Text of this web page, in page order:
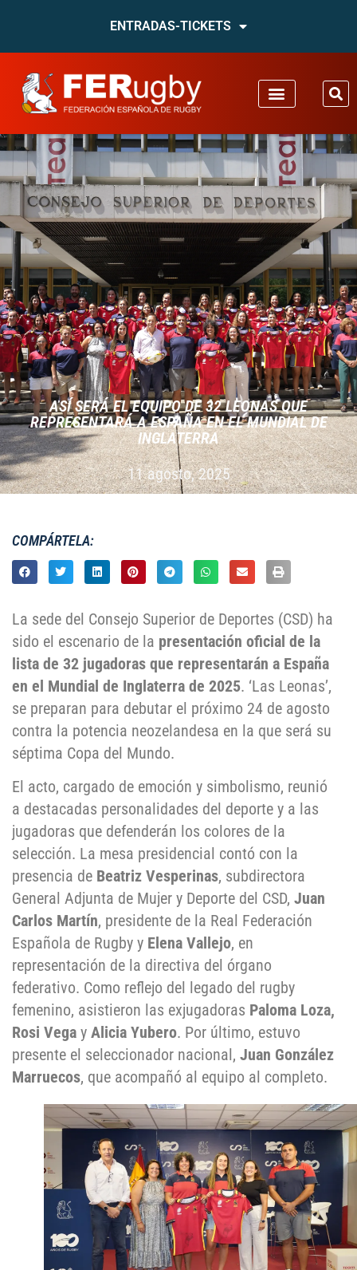
ENTRADAS-TICKETS
ASÍ SERÁ EL EQUIPO DE 32 LEONAS QUE
REPRESENTARÁ A ESPAÑA EN EL MUNDIAL DE
INGLATERRA
11 agosto, 2025
COMPÁRTELA:
La sede del Consejo Superior de Deportes (CSD) ha
sido el escenario de la presentación oficial de la
lista de 32 jugadoras que representarán a España
en el Mundial de Inglaterra de 2025. ‘Las Leonas’,
se preparan para debutar el próximo 24 de agosto
contra la potencia neozelandesa en la que será su
séptima Copa del Mundo.
El acto, cargado de emoción y simbolismo, reunió
a destacadas personalidades del deporte y a las
jugadoras que defenderán los colores de la
selección. La mesa presidencial contó con la
presencia de Beatriz Vesperinas, subdirectora
General Adjunta de Mujer y Deporte del CSD, Juan
Carlos Martín, presidente de la Real Federación
Española de Rugby y Elena Vallejo, en
representación de la directiva del órgano
federativo. Como reflejo del legado del rugby
femenino, asistieron las exjugadoras Paloma Loza,
Rosi Vega y Alicia Yubero. Por último, estuvo
presente el seleccionador nacional, Juan González
Marruecos, que acompañó al equipo al completo.